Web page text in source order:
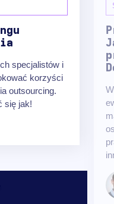
specjalistów i
korzyści
outsourcing.
się jak!